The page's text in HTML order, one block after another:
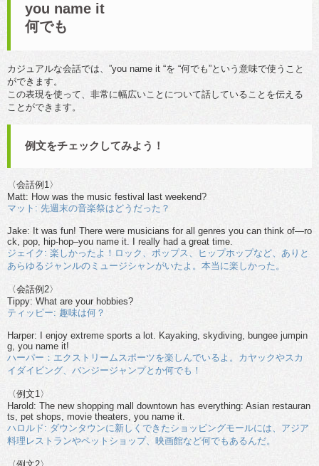
you name it
何でも
カジュアルな会話では、”you name it “を “何でも”という意味で使うこと
ができます。
この表現を使って、非常に幅広いことについて話していることを伝える
ことができます。
例文をチェックしてみよう！
〈会話例1〉
Matt: How was the music festival last weekend?
マット: 先週末の音楽祭はどうだった？
Jake: It was fun! There were musicians for all genres you can think of—ro
ck, pop, hip-hop–you name it. I really had a great time.
ジェイク: 楽しかったよ！ロック、ポップス、ヒップホップなど、ありと
あらゆるジャンルのミュージシャンがいたよ。本当に楽しかった。
〈会話例2〉
Tippy: What are your hobbies?
ティッピー: 趣味は何？
Harper: I enjoy extreme sports a lot. Kayaking, skydiving, bungee jumpin
g, you name it!
ハーパー：エクストリームスポーツを楽しんでいるよ。カヤックやスカ
イダイビング、バンジージャンプとか何でも！
〈例文1〉
Harold: The new shopping mall downtown has everything: Asian restauran
ts, pet shops, movie theaters, you name it.
ハロルド: ダウンタウンに新しくできたショッピングモールには、アジア
料理レストランやペットショップ、映画館など何でもあるんだ。